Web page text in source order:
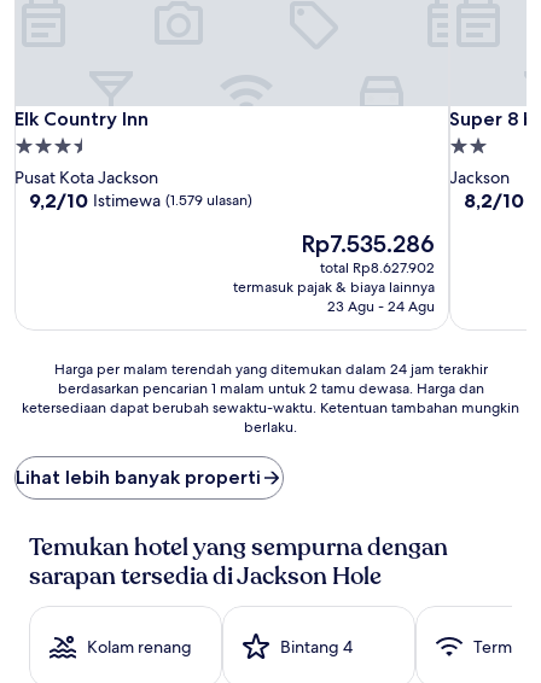
Elk Country Inn
Elk Country Inn
Properti
bintang
3.5
Pusat Kota Jackson
9.2
9,2/10 Istimewa (1.579 ulasan)
Harga
sekarang
Rp7.535.286
Rp7.535.286
total Rp8.627.902
termasuk pajak & biaya lainnya
23 Agu - 24 Agu
Super 8
Super 8
Properti
bintang
2.0
Jackson
8.2
ulasan)
8,2/10
Harga
malam
yang
ditemukan
dalam
jam
berdasarkan
pencarian
malam
untuk
Harga per malam terendah yang ditemukan dalam 24 jam terakhir
berdasarkan pencarian 1 malam untuk 2 tamu dewasa. Harga dan
ketersediaan dapat berubah sewaktu-waktu. Ketentuan tambahan mungkin
berlaku.
Lihat lebih banyak properti
Temukan hotel yang sempurna dengan
sarapan tersedia di Jackson Hole
Kolam renang Bintang 4